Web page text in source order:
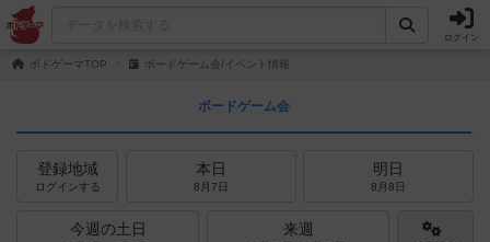
ログイン
ボドゲーマTOP ボードゲーム会/イベント情報
ボードゲーム会
登録地域
ログインする
本日
8月7日
明日
8月8日
今週の土日 来週